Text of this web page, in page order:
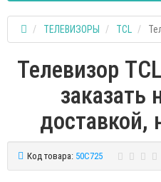
ТЕЛЕВИЗОРЫ TCL
Телевизор
заказать
доставкой,
Код товара: 50C725